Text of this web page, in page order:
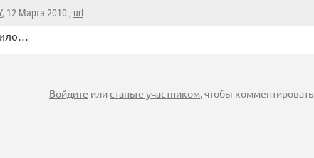
, 12 Марта 2010 , url
Войдите илистаньте участником, чтобы комментировать